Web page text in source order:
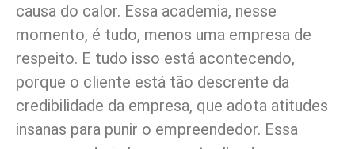
causa do calor. Essa academia, nesse
momento, é tudo, menos uma empresa de
respeito. E tudo isso está acontecendo,
porque o cliente está tão descrente da
credibilidade da empresa, que adota atitudes
insanas para punir o empreendedor. Essa